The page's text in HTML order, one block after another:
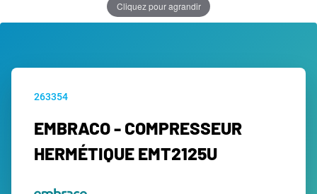
Cliquez pour agrandir
263354
EMBRACO - COMPRESSEUR
HERMÉTIQUE EMT2125U